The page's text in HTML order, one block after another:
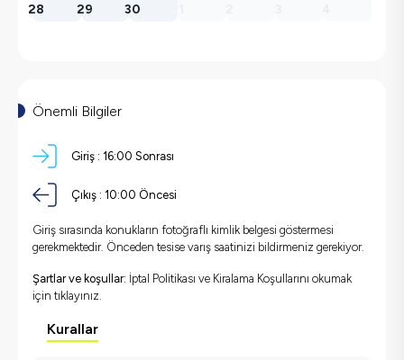
28 29 30
Önemli Bilgiler
Giriş : 16:00 Sonrası
Çıkış : 10:00 Öncesi
Giriş sırasında konukların fotoğraflı kimlik belgesi göstermesi
gerekmektedir. Önceden tesise varış saatinizi bildirmeniz gerekiyor.
Şartlar ve koşullar: İptal Politikası ve Kiralama Koşullarını okumak
için tıklayınız.
Kurallar